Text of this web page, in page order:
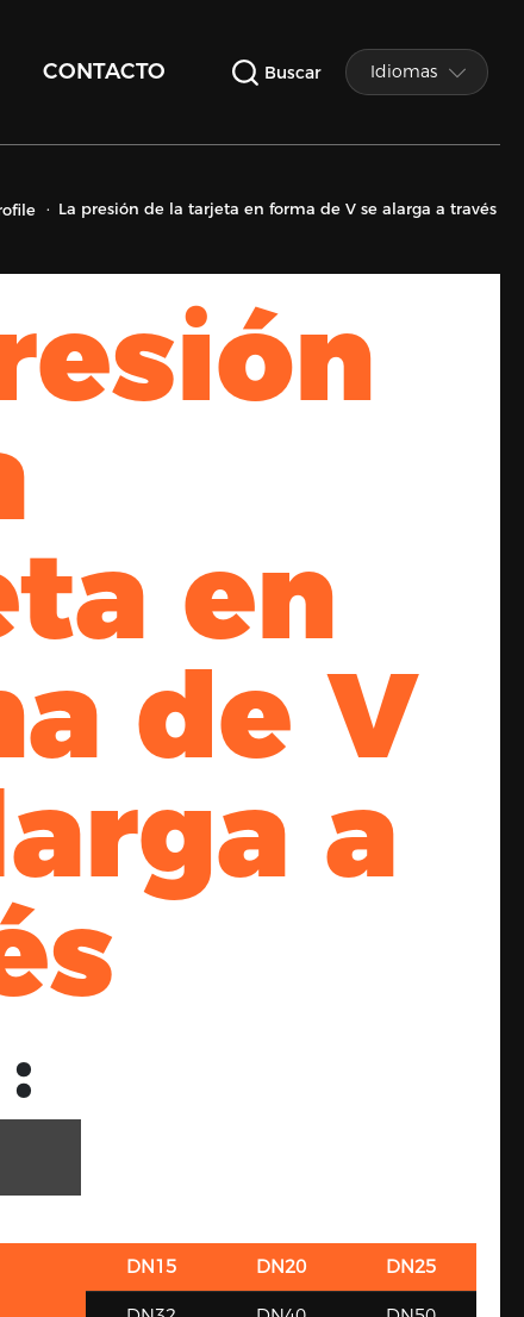
CONTACTO Buscar Idiomas
La presión de la tarjeta en forma de V se alarga a través
en
de V
a
DN15 DN20 DN25